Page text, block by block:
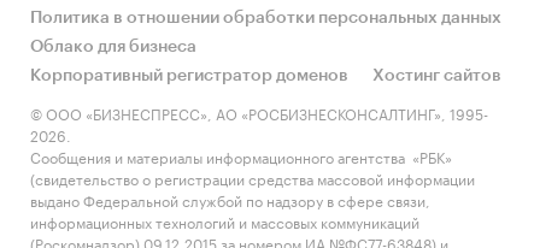
Политика в отношении обработки персональных данных
Облако для бизнеса
Корпоративный регистратор доменов
Хостинг сайтов
© ООО «БИЗНЕСПРЕСС», АО «РОСБИЗНЕСКОНСАЛТИНГ», 1995-
2026.
Сообщения и материалы информационного агентства «РБК»
(свидетельство о регистрации средства массовой информации
выдано Федеральной службой по надзору в сфере связи,
информационных технологий и массовых коммуникаций
(Роскомнадзор) 09.12.2015 за номером ИА №ФС77-63848) и